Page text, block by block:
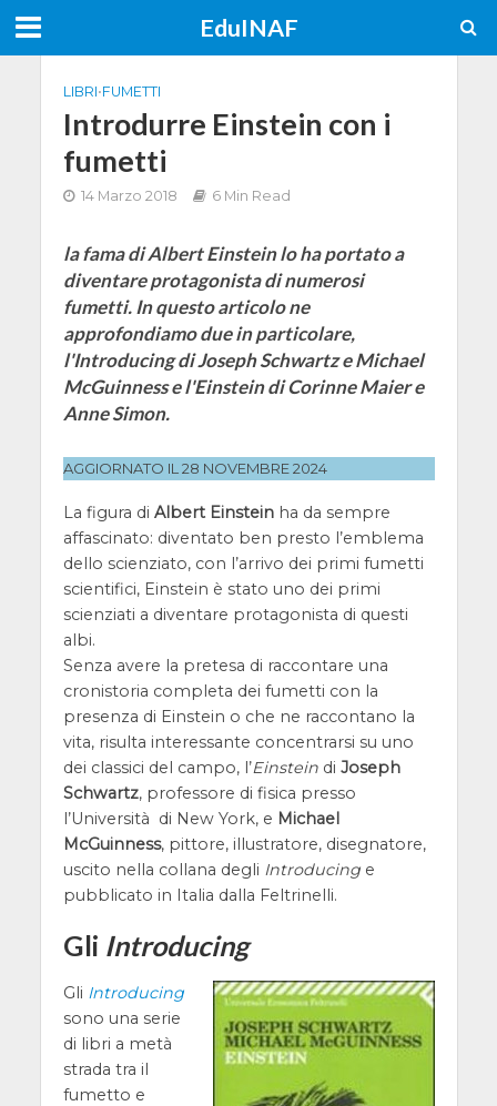
EduINAF
LIBRI•FUMETTI
Introdurre Einstein con i
fumetti
14 Marzo 2018 6 Min Read
la fama di Albert Einstein lo ha portato a
diventare protagonista di numerosi
fumetti. In questo articolo ne
approfondiamo due in particolare,
l'Introducing di Joseph Schwartz e Michael
McGuinness e l'Einstein di Corinne Maier e
Anne Simon.
AGGIORNATO IL 28 NOVEMBRE 2024
La figura di Albert Einsteinha da sempre
affascinato: diventato ben presto l’emblema
dello scienziato, con l’arrivo dei primi fumetti
scientifici, Einstein è stato uno dei primi
scienziati a diventare protagonista di questi
albi.
Senza avere la pretesa di raccontare una
cronistoria completa dei fumetti con la
presenza di Einstein o che ne raccontano la
vita, risulta interessante concentrarsi su uno
dei classici del campo, l’Einsteindi Joseph
Schwartz, professore di fisica presso
l’Università di New York, e Michael
McGuinness, pittore, illustratore, disegnatore,
uscito nella collana degli Introducinge
pubblicato in Italia dalla Feltrinelli.
Gli Introducing
Gli Introducing
sono una serie
di libri a metà
strada tra il
fumetto e